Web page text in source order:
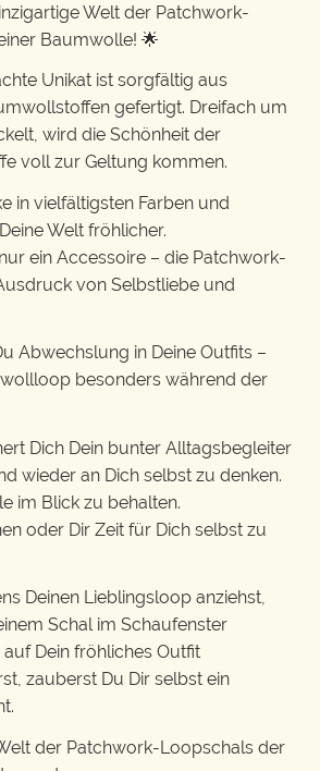
Welt der Patchwork-
Baumwolle! 🌟
Unikat ist sorgfältig aus
gefertigt. Dreifach um
wird die Schönheit der
voll zur Geltung kommen.
in vielfältigsten Farben und
Welt fröhlicher.
ein Accessoire – die Patchwork-
von Selbstliebe und
Abwechslung in Deine Outfits –
besonders während der
Dich Dein bunter Alltagsbegleiter
wieder an Dich selbst zu denken.
im Blick zu behalten.
oder Dir Zeit für Dich selbst zu
Deinen Lieblingsloop anziehst,
Schal im Schaufenster
Dein fröhliches Outfit
zauberst Du Dir selbst ein
der Patchwork-Loopschals der